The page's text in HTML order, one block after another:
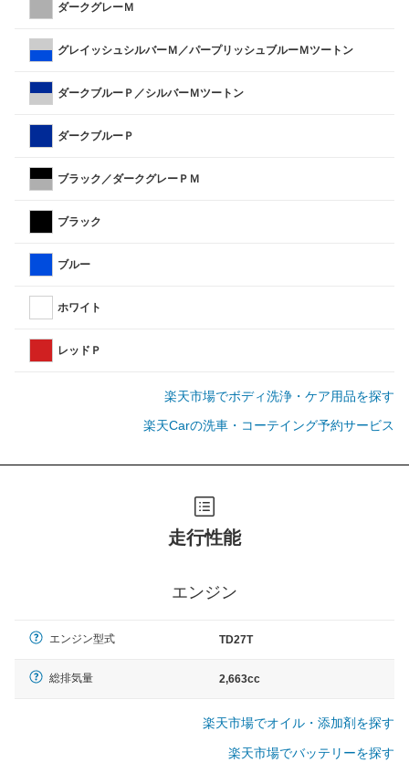
ダークグレーＭ
グレイッシュシルバーＭ／パープリッシュブルーＭツートン
ダークブルーＰ／シルバーＭツートン
ダークブルーＰ
ブラック／ダークグレーＰＭ
ブラック
ブルー
ホワイト
レッドＰ
楽天市場でボディ洗浄・ケア用品を探す
楽天Carの洗車・コーテイング予約サービス
走行性能
エンジン
エンジン型式 TD27T
総排気量 2,663cc
楽天市場でオイル・添加剤を探す
楽天市場でバッテリーを探す